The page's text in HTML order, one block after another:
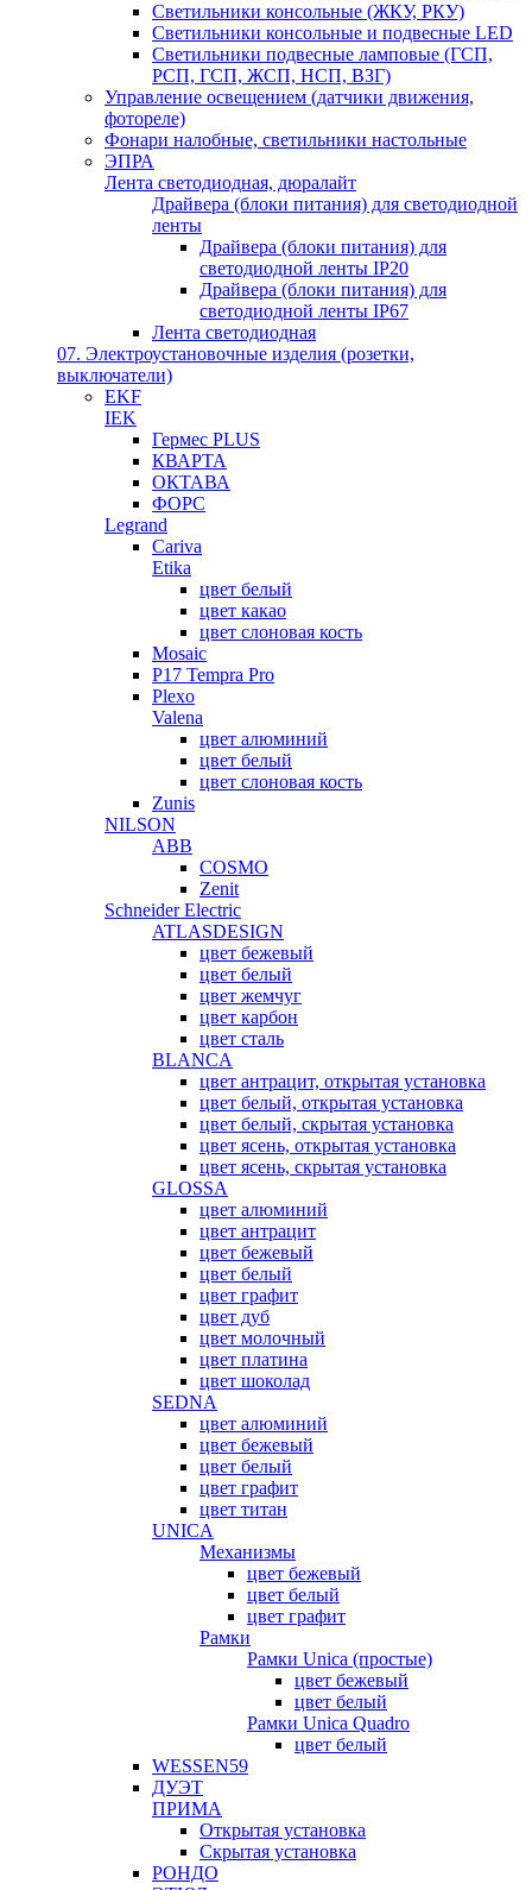
Светильники консольные (ЖКУ, РКУ)
Светильники консольные и подвесные LED
Светильники подвесные ламповые (ГСП,
РСП, ГСП, ЖСП, НСП, ВЗГ)
Управление освещением (датчики движения,
фотореле)
Фонари налобные, светильники настольные
ЭПРА
Лента светодиодная, дюралайт
Драйвера (блоки питания) для светодиодной
ленты
Драйвера (блоки питания) для
светодиодной ленты IP20
Драйвера (блоки питания) для
светодиодной ленты IP67
Лента светодиодная
07. Электроустановочные изделия (розетки,
выключатели)
EKF
IEK
Гермес PLUS
КВАРТА
ОКТАВА
ФОРС
Legrand
Cariva
Etika
цвет белый
цвет какао
цвет слоновая кость
Mosaic
P17 Tempra Pro
Plexo
Valena
цвет алюминий
цвет белый
цвет слоновая кость
Zunis
NILSON
ABB
COSMO
Zenit
Schneider Electric
ATLASDESIGN
цвет бежевый
цвет белый
цвет жемчуг
цвет карбон
цвет сталь
BLANCA
цвет антрацит, открытая установка
цвет белый, открытая установка
цвет белый, скрытая установка
цвет ясень, открытая установка
цвет ясень, скрытая установка
GLOSSA
цвет алюминий
цвет антрацит
цвет бежевый
цвет белый
цвет графит
цвет дуб
цвет молочный
цвет платина
цвет шоколад
SEDNA
цвет алюминий
цвет бежевый
цвет белый
цвет графит
цвет титан
UNICA
Механизмы
цвет бежевый
цвет белый
цвет графит
Рамки
Рамки Unica (простые)
цвет бежевый
цвет белый
Рамки Unica Quadro
цвет белый
WESSEN59
ДУЭТ
ПРИМА
Открытая установка
Скрытая установка
РОНДО